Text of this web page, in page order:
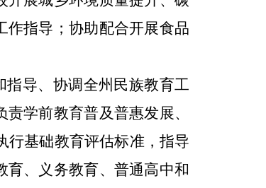
作指导；协助配合开展食品
指导、协调全州民族教育工
学前教育普及普惠发展、
行基础教育评估标准，指导
育、义务教育、普通高中和